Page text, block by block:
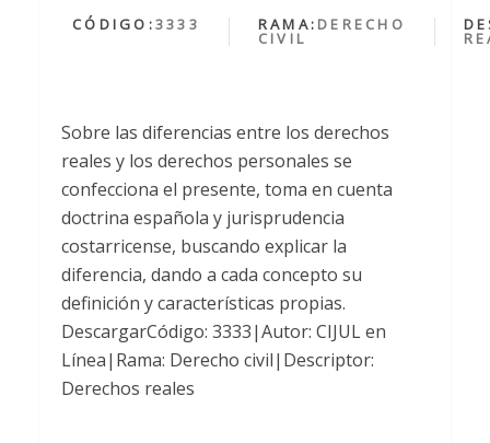
CÓDIGO:3333 RAMA: DERECHO
CIVIL
Sobre las diferencias entre los derechos
reales y los derechos personales se
confecciona el presente, toma en cuenta
doctrina española y jurisprudencia
costarricense, buscando explicar la
diferencia, dando a cada concepto su
definición y características propias.
DescargarCódigo: 3333|Autor: CIJUL en
Línea|Rama: Derecho civil|Descriptor:
Derechos reales